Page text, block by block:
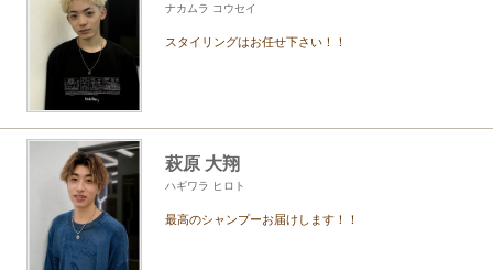
ナカムラ コウセイ
スタイリングはお任せ下さい！！
萩原 大翔
ハギワラ ヒロト
最高のシャンプーお届けします！！